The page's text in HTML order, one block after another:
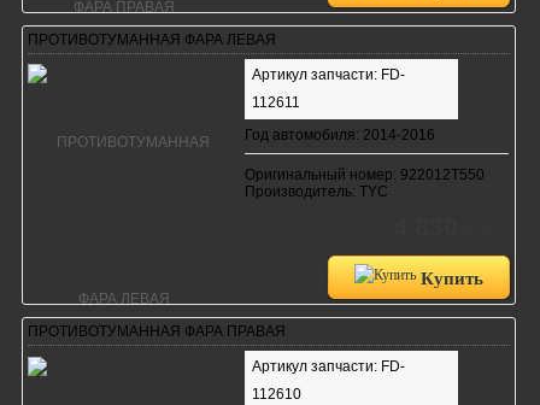
ПРОТИВОТУМАННАЯ ФАРА ЛЕВАЯ
Артикул запчасти: FD-
112611
Год автомобиля: 2014-2016
Оригинальный номер: 922012T550
Производитель: TYC
Купить
ПРОТИВОТУМАННАЯ ФАРА ПРАВАЯ
Артикул запчасти: FD-
112610